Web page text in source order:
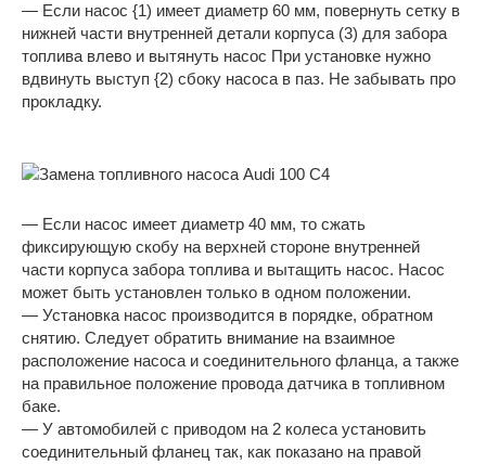
— Если насос {1) имеет диаметр 60 мм, повернуть сетку в
нижней части внутренней детали корпуса (3) для забора
топлива влево и вытянуть насос При установке нужно
вдвинуть выступ {2) сбоку насоса в паз. Не забывать про
прокладку.
— Если насос имеет диаметр 40 мм, то сжать
фиксирующую скобу на верхней стороне внутренней
части корпуса забора топлива и вытащить насос. Насос
может быть установлен только в одном положении.
— Установка насос производится в порядке, обратном
снятию. Следует обратить внимание на взаимное
расположение насоса и соединительного фланца, а также
на правильное положение провода датчика в топливном
баке.
— У автомобилей с приводом на 2 колеса установить
соединительный фланец так, как показано на правой